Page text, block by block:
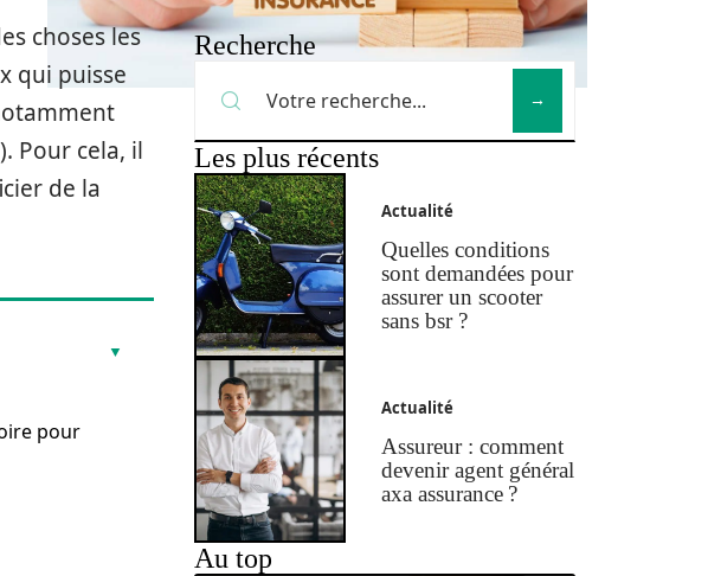
choses les
qui puisse
Pour cela, il
de la
pour
Recherche
Les plus récents
Actualité
Quelles conditions
sont demandées pour
assurer un scooter
sans bsr ?
Actualité
Assureur : comment
devenir agent général
axa assurance ?
Au top